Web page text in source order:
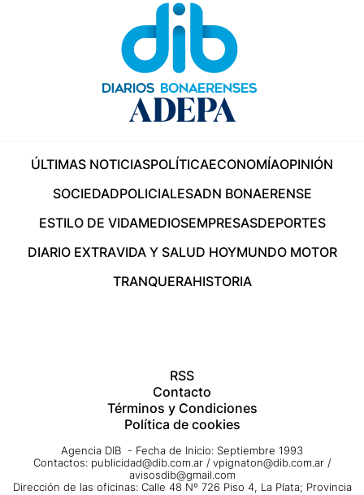
ÚLTIMAS NOTICIASPOLÍTICAECONOMÍAOPINIÓN
SOCIEDADPOLICIALESADN BONAERENSE
ESTILO DE VIDAMEDIOSEMPRESASDEPORTES
DIARIO EXTRAVIDA Y SALUD HOYMUNDO MOTOR
TRANQUERAHISTORIA
RSS
Contacto
Términos y Condiciones
Política de cookies
Agencia DIB - Fecha de Inicio: Septiembre 1993
Contactos: publicidad@dib.com.ar / vpignaton@dib.com.ar /
avisosdib@gmail.com
Dirección de las oficinas: Calle 48 Nº 726 Piso 4, La Plata; Provincia